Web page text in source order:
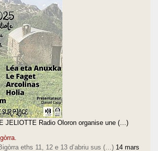
JELIOTTE Radio Oloron organise une (…)
eths 11, 12 e 13 d’abriu sus (…) 14 mars